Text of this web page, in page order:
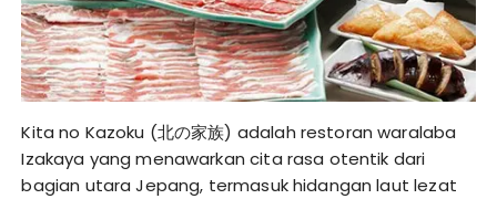
Kita no Kazoku (北の家族) adalah restoran waralaba
Izakaya yang menawarkan cita rasa otentik dari
bagian utara Jepang, termasuk hidangan laut lezat